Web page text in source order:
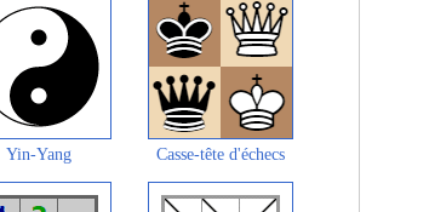
Yin-Yang Casse-tête d'échecs